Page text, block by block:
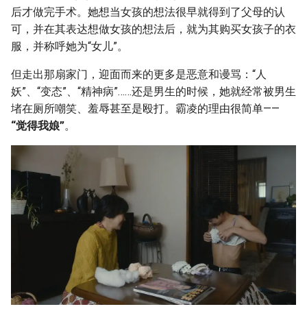
后才做完手术。她想当女孩的想法很早就得到了父母的认
可，并在其表达想做女孩的想法后，就为其购买女孩子的衣
服，并称呼她为“女儿”。
但走出那扇家门，迎面而来的更多是恶意和谩骂：“人
妖”、“变态”、“精神病”……还是男生的时候，她就经常被男生
堵在厕所嘲笑、羞辱甚至是殴打。霸凌的理由很简单——
“觉得我娘”。